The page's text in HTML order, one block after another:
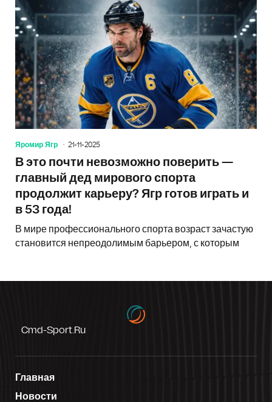
Яромир Ягр 21-11-2025
В это почти невозможно поверить —
главный дед мирового спорта
продолжит карьеру? Ягр готов играть и
в 53 года!
В мире профессионального спорта возраст зачастую
становится непреодолимым барьером, с которым
Cmd-Sport.ru
Главная
Новости